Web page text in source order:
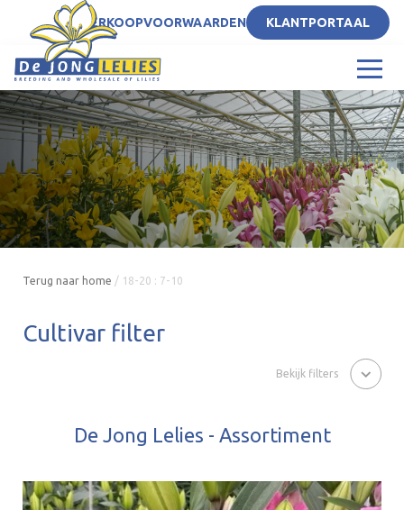
NLVERKOOPVOORWAARDEN KLANTPORTAAL
Terug naar home / 18-20 : 7-10
Cultivar filter
Bekijk filters
De Jong Lelies - Assortiment